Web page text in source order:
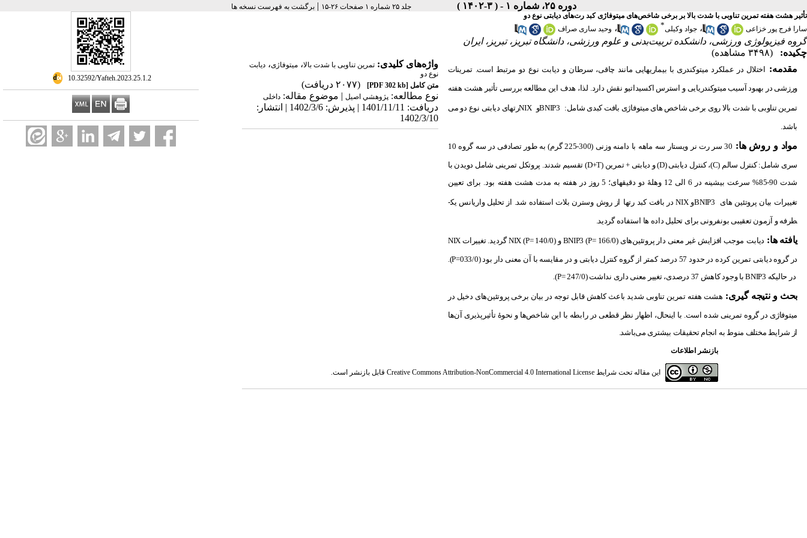
دوره ۲۵، شماره ۱ - ( ۳-۱۴۰۲ ) جلد ۲۵ شماره ۱ صفحات ۲۶-۱۵ |برگشت به فهرست نسخه ها
‎ 10.32592/Yafteh.2023.25.1.2
تأثیر هشت هفته تمرین تناوبی با شدت بالا بر برخی شاخص‌های میتوفاژی کبد رت‌های دیابتی نوع دو
سارا فرج پور خزاعی
، جواد وکیلی* ، وحید ساری صراف
گروه فیزیولوژی ورزشی، دانشکده تربیت‌بدنی و علوم ورزشی، دانشگاه تبریز، تبریز، ایران
چکیده:
(۳۴۹۸ مشاهده)
مقدمه: اختلال در عملکرد میتوکندری با بیماری­هایی مانند چاقی، سرطان و دیابت نوع دو مرتبط است. تمرینات
ورزشی در بهبود آسیب میتوکندریایی و استرس اکسیداتیو نقش دارد. لذا، هدف این مطالعه بررسی تأثیر هشت هفته
تمرین تناوبی با شدت بالا روی برخی شاخص­ های میتوفاژی بافت کبدی شامل: BNIP3و NIXرت­های دیابتی نوع دو می
باشد.
مواد و روش­ ها: 30 سر رت نر ویستار سه ماهه با دامنه وزنی (300-225 گرم) به طور تصادفی در سه گروه 10
سری شامل: کنترل سالم (C)، کنترل دیابتی (D) و دیابتی + تمرین (D+T) تقسیم شدند. پروتکل تمرینی شامل دویدن با
شدت 90-85% سرعت بیشینه در 6 الی 12 وهلۀ دو دقیقه­ای؛ 5 روز در هفته به مدت هشت هفته بود. برای تعیین
تغییرات بیان پروتئین­ های BNIP3وNIXدر بافت کبد رت­ها از روش وسترن بلات استفاده شد. از تحلیل واریانس یک­
طرفه و آزمون تعقیبی بونفرونی برای تحلیل داده ­ها استفاده گردید.
یافته ­ها: دیابت موجب افزایش غیر معنی­ دار پروتئین‌های (166/0 = P
)
BNIP3 و (140/0 = P
)
NIXگردید. تغییرات NIX
در گروه دیابتی تمرین کرده در حدود 57 درصد کمتر از گروه کنترل دیابتی و در مقایسه با آن معنی ­دار بود (033/0= P
).
در حالی­که BNIP3با وجود کاهش 37 درصدی، تغییر معنی­ داری نداشت (247/0 = P
).
بحث و نتیجه ­گیری: هشت هفته تمرین تناوبی شدید باعث کاهش قابل توجه در بیان برخی پروتئین‌های دخیل در
میتوفاژی در گروه تمرینی شده است. با این­حال، اظهار نظر قطعی در رابطه با این شاخص‌ها و نحوۀ تأثیرپذیری آن‌ها
از شرایط مختلف منوط به انجام تحقیقات بیشتری می‌باشد.
واژه‌های کلیدی: تمرین تناوبی با شدت بالا، میتوفاژی، دیابت
نوع دو
متن کامل [PDF 302 kb]
(۲۰۷۷ دریافت)
نوع مطالعه: پژوهشي اصیل | موضوع مقاله: داخلی
دریافت: 1401/11/11 | پذیرش: 1402/3/6 | انتشار:
1402/3/10
بازنشر اطلاعات
این مقاله تحت شرایط Creative Commons Attribution-NonCommercial 4.0 International Licenseقابل بازنشر است.